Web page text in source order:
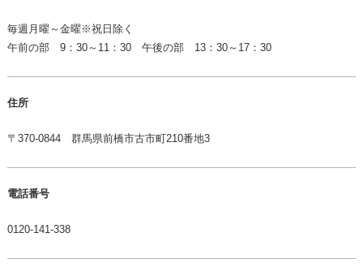
毎週月曜～金曜※祝日除く
午前の部 9：30～11：30 午後の部 13：30～17：30
住所
〒370-0844 群馬県前橋市古市町210番地3
電話番号
0120-141-338